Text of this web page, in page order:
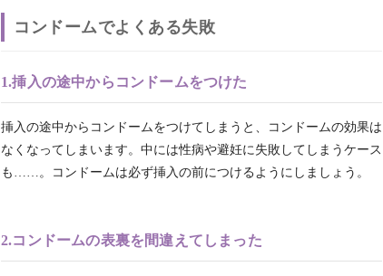
コンドームでよくある失敗
1.挿入の途中からコンドームをつけた
挿入の途中からコンドームをつけてしまうと、コンドームの効果は
なくなってしまいます。中には性病や避妊に失敗してしまうケース
も……。コンドームは必ず挿入の前につけるようにしましょう。
2.コンドームの表裏を間違えてしまった